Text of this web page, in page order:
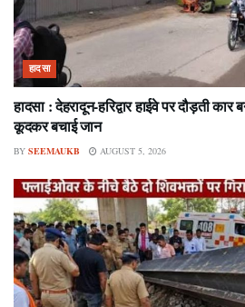
हादसा
हादसा : देहरादून-हरिद्वार हाईवे पर दौड़ती
कूदकर बचाई जान
BY SEEMAUKB AUGUST 5, 2026